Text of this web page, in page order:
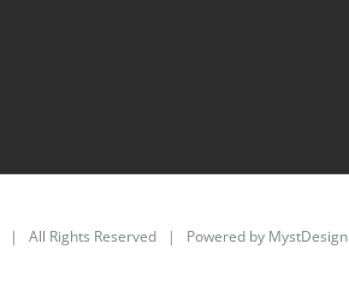
| All Rights Reserved | Powered by MystDesign